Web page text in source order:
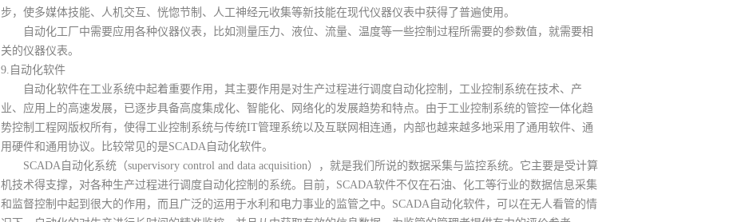
步，使多媒体技能、人机交互、恍惚节制、人工神经元收集等新技能在现代仪器仪表中获得了普遍使用。
自动化工厂中需要应用各种仪器仪表，比如测量压力、液位、流量、温度等一些控制过程所需要的参数值，就需要相
关的仪器仪表。
9.自动化软件
自动化软件在工业系统中起着重要作用，其主要作用是对生产过程进行调度自动化控制，工业控制系统在技术、产
业、应用上的高速发展，已逐步具备高度集成化、智能化、网络化的发展趋势和特点。由于工业控制系统的管控一体化趋
势控制工程网版权所有，使得工业控制系统与传统IT管理系统以及互联网相连通，内部也越来越多地采用了通用软件、通
用硬件和通用协议。比较常见的是SCADA自动化软件。
SCADA自动化系统（supervisory control and data acquisition），就是我们所说的数据采集与监控系统。它主要是受计算
机技术得支撑，对各种生产过程进行调度自动化控制的系统。目前，SCADA软件不仅在石油、化工等行业的数据信息采集
和监督控制中起到很大的作用，而且广泛的运用于水利和电力事业的监管之中。SCADA自动化软件，可以在无人看管的情